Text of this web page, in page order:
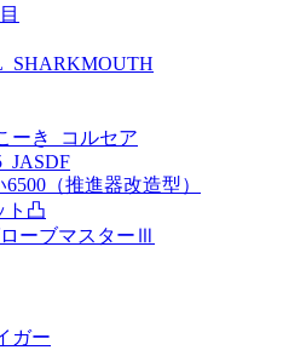
ーき_コルセア
（推進器改造型）
ト凸
ーブマスターⅢ
ガー